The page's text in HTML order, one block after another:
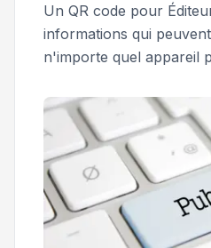
Un QR code pour
informations qui
n'importe quel appareil